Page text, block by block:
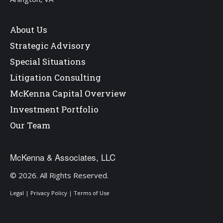
About Us
Strategic Advisory
Special Situations
Litigation Consulting
McKenna Capital Overview
Investment Portfolio
Our Team
McKenna & Associates, LLC
© 2026. All Rights Reserved.
Legal | Privacy Policy | Terms of Use